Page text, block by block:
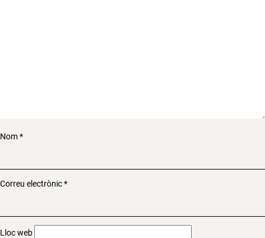
Nom*
Correu electrònic*
Lloc web